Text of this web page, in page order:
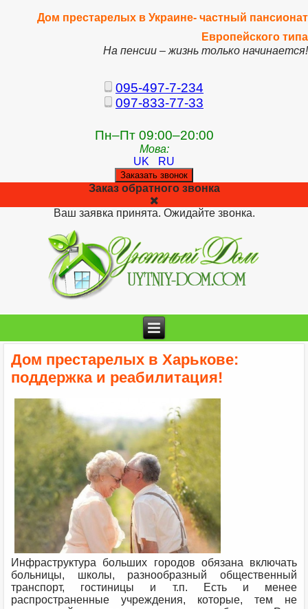
Дом престарелых в Украине- частный пансионат
Европейского типа
На пенсии – жизнь только начинается!
095-497-7-234
097-833-77-33
Пн–Пт 09:00–20:00
Мова:
UK
RU
Заказать звонок
Заказ обратного звонка
Ваш заявка принята. Ожидайте звонка.
Дом престарелых в Харькове:
поддержка и реабилитация!
Инфраструктура больших городов обязана включать
больницы, школы, разнообразный общественный
транспорт, гостиницы и т.п. Есть и менее
распространенные учреждения, которые, тем не